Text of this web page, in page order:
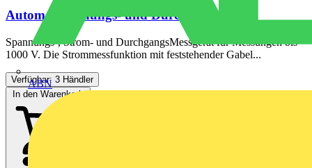
ABN
Autom. Spannungs- und Durchgangstester
Spannungs-, Strom- und DurchgangsMessgerät für Messungen bis
1000 V. Die Strommessfunktion mit feststehender Gabel...
Verfügbar: 3 Händler
In den Warenkorb